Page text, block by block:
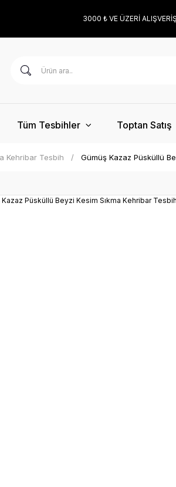
3000 ₺ VE ÜZERİ
Tüm Tesbihler Toptan Satış
Kehribar Tesbih Gümüş Kazaz Püsküllü